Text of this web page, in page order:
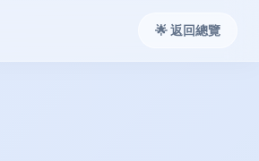
🌟 返回總覽